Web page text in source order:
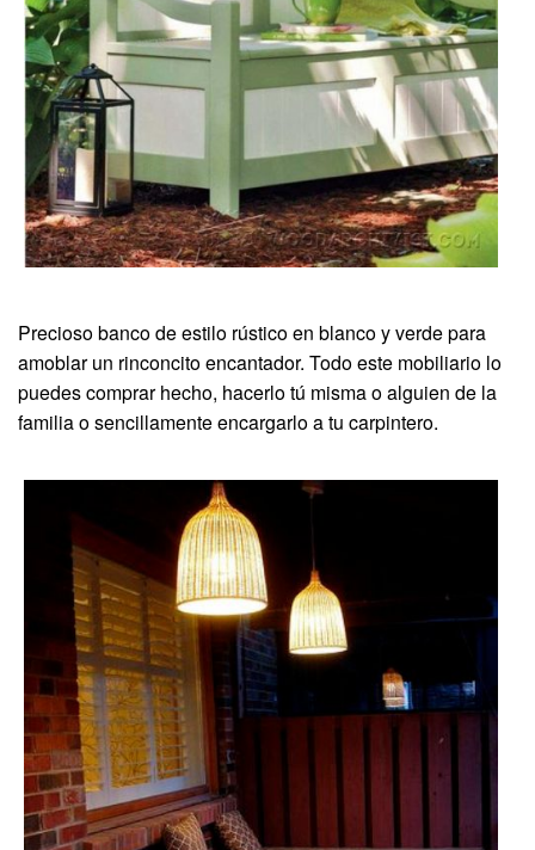
Precioso banco de estilo rústico en blanco y verde para
amoblar un rinconcito encantador. Todo este mobiliario lo
puedes comprar hecho, hacerlo tú misma o alguien de la
familia o sencillamente encargarlo a tu carpintero.